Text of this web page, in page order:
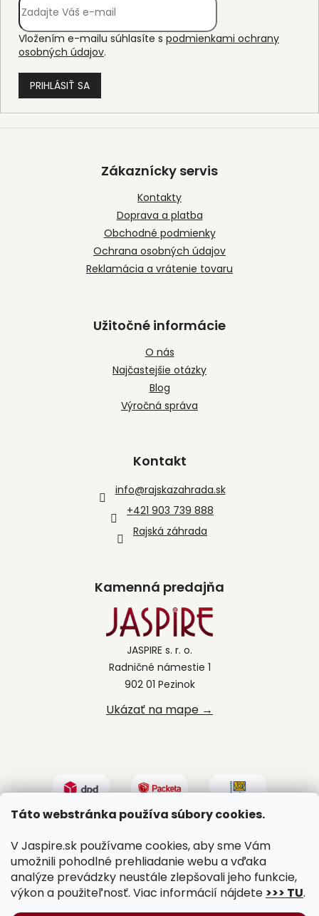
Táto webstránka používa súbory cookies.
V Jaspire.sk používame cookies, aby sme Vám
umožnili pohodlné prehliadanie webu a vďaka
analýze prevádzky neustále zlepšovali jeho funkcie,
výkon a použiteľnosť. Viac informácií nájdete >>> TU.
Vložením e-mailu súhlasíte s podmienkami ochrany
osobných údajov.
PRIHLÁSIŤ SA
Z
Zákaznícky servis
Kontakty
Doprava a platba
Obchodné podmienky
Ochrana osobných údajov
Reklamácia a vrátenie tovaru
Užitočné informácie
O nás
Najčastejšie otázky
Blog
Výročná správa
Kontakt
info@rajskazahrada.sk
+421 903 739 888
Rajská záhrada
Kamenná predajňa
JASPIRE s. r. o.
Radničné námestie 1
902 01 Pezinok
Ukázať na mape →